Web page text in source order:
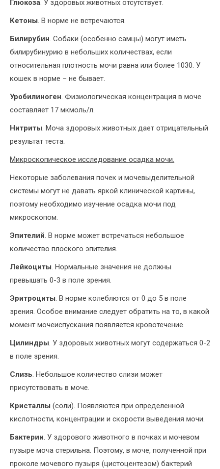
Глюкоза. У здоровых животных отсутствует.
Кетоны. В норме не встречаются.
Билирубин. Собаки (особенно самцы) могут иметь
билирубинурию в небольших количествах, если
относительная плотность мочи равна или более 1030. У
кошек в норме – не бывает.
Уробилиноген. Физиологическая концентрация в моче
составляет 17 мкмоль/л.
Нитриты. Моча здоровых животных дает отрицательный
результат теста.
Микроскопическое исследование осадка мочи.
Некоторые заболевания почек и мочевыделительной
системы могут не давать яркой клинической картины,
поэтому необходимо изучение осадка мочи под
микроскопом.
Эпителий. В норме может встречаться небольшое
количество плоского эпителия.
Лейкоциты. Нормальные значения не должны
превышать 0-3 в поле зрения.
Эритроциты. В норме колеблются от 0 до 5 в поле
зрения. Особое внимание следует обратить на то, в какой
момент мочеиспускания появляется кровотечение.
Цилиндры. У здоровых животных могут содержаться 0-2
в поле зрения.
Слизь. Небольшое количество слизи может
присутствовать в моче.
Кристаллы (соли). Появляются при определенной
кислотности, концентрации и скорости выведения мочи.
Бактерии. У здорового животного в почках и мочевом
пузыре моча стерильна. Поэтому, в моче, полученной при
проколе мочевого пузыря (цистоцентезом) бактерий